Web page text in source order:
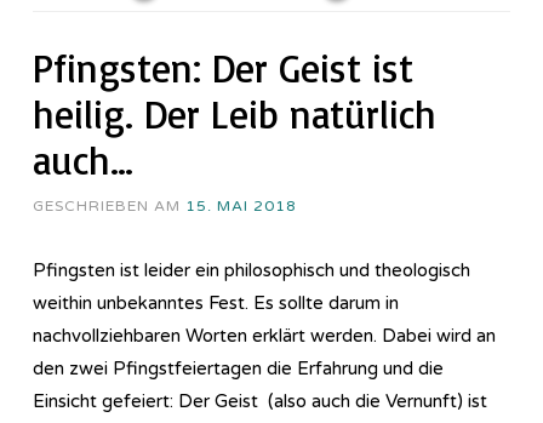
Pfingsten: Der Geist ist
heilig. Der Leib natürlich
auch…
GESCHRIEBEN AM 15. MAI 2018
Pfingsten ist leider ein philosophisch und theologisch
weithin unbekanntes Fest. Es sollte darum in
nachvollziehbaren Worten erklärt werden. Dabei wird an
den zwei Pfingstfeiertagen die Erfahrung und die
Einsicht gefeiert: Der Geist (also auch die Vernunft) ist